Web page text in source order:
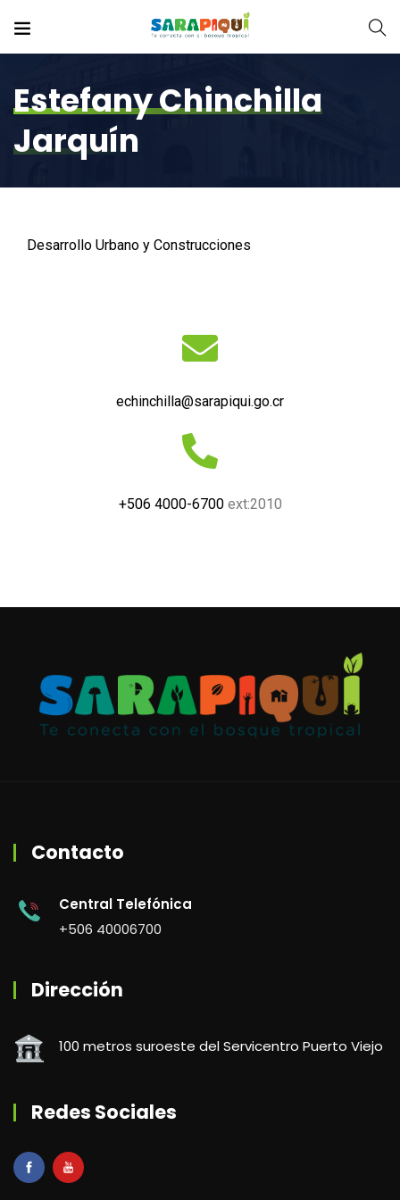
Estefany Chinchilla
Jarquín
Desarrollo Urbano y Construcciones
echinchilla@sarapiqui.go.cr
+506 4000-6700ext:2010
Contacto
Central Telefónica
+506 40006700
Dirección
100 metros suroeste del Servicentro Puerto Viejo
Redes Sociales